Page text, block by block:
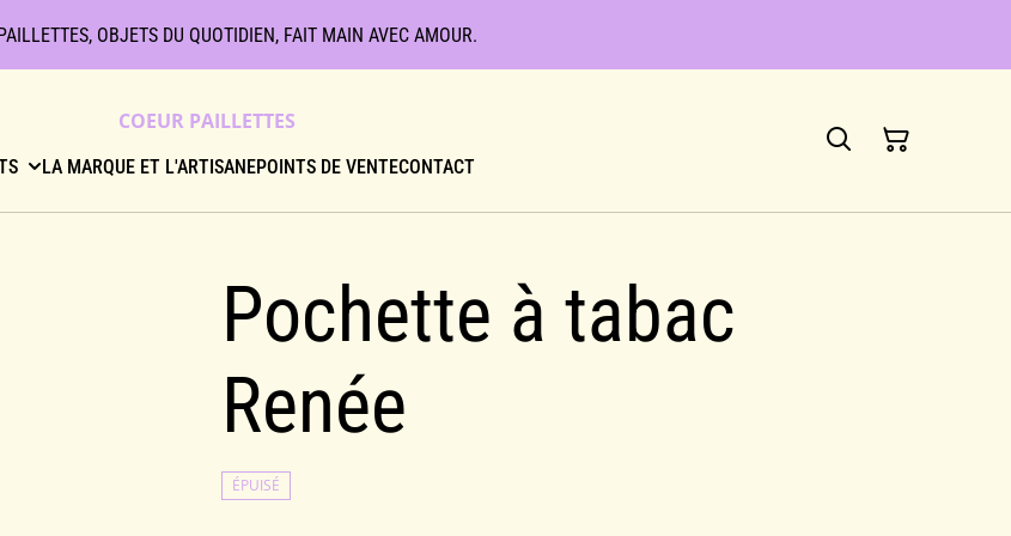
OBJETS DU QUOTIDIEN, FAIT MAIN AVEC AMOUR.
COEUR PAILLETTES
LA MARQUE ET L'ARTISANEPOINTS DE VENTECONTACT
Pochette à tabac
Renée
ÉPUISÉ